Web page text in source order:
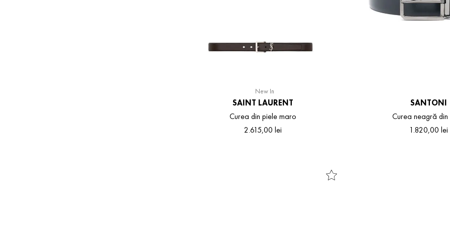
New In
SAINT LAURENT
Curea din piele maro
2.615,00 lei
SANTONI
Curea neagră
1.820,00 lei